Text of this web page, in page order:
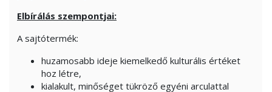
Elbírálás szempontjai:
A sajtótermék:
huzamosabb ideje kiemelkedő kulturális értéket
hoz létre,
kialakult, minőséget tükröző egyéni arculattal